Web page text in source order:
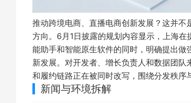
推动跨境电商、直播电商创新发展？这并不
方向。6月1日披露的规划内容显示，上海
能助手和智能原生软件的同时，明确提出
新发展。对开发者、增长负责人和数据团
和履约链路正在被同时改写，围绕分发秩序
新闻与环境拆解